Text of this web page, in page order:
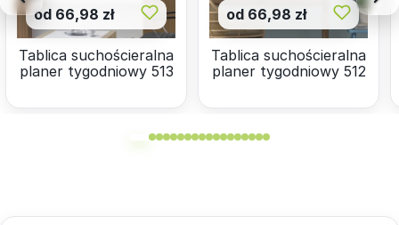
od 66,98 zł
Tablica suchościeralna
planer tygodniowy 513
od 66,98 zł
Tablica suchościeralna
planer tygodniowy 512